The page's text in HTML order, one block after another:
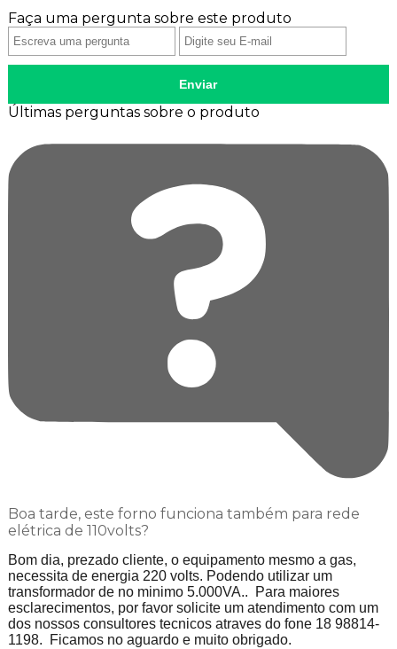
Faça uma pergunta sobre este produto
Enviar
Últimas perguntas sobre o produto
Boa tarde, este forno funciona também para rede
elétrica de 110volts?
Bom dia, prezado cliente, o equipamento mesmo a gas,
necessita de energia 220 volts. Podendo utilizar um
transformador de no minimo 5.000VA.. Para maiores
esclarecimentos, por favor solicite um atendimento com um
dos nossos consultores tecnicos atraves do fone 18 98814-
1198. Ficamos no aguardo e muito obrigado.